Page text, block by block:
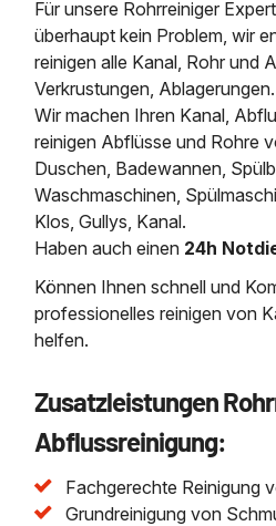
Für unsere Rohrreiniger
überhaupt kein Problem, wir
reinigen alle Kanal, Rohr und
Verkrustungen, Ablagerungen.
Wir machen Ihren Kanal,
reinigen Abflüsse und Rohre
Duschen, Badewannen,
Waschmaschinen,
Klos, Gullys, Kanal.
Haben auch einen 24h
Können Ihnen schnell und
professionelles reinigen von
helfen.
Zusatzleistungen
Abflussreinigung:
Fachgerechte Reinigung
Grundreinigung von